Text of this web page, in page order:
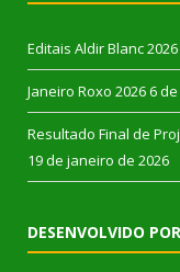
Editais Aldir Blanc 2026
Janeiro Roxo 2026 6
Resultado Final de
19 de janeiro de 2026
DESENVOLVIDO